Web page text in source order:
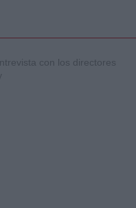
con los directores